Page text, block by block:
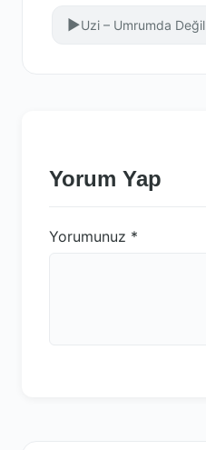
▶Uzi – Umrumda Değil
Yorum Yap
Yorumunuz *